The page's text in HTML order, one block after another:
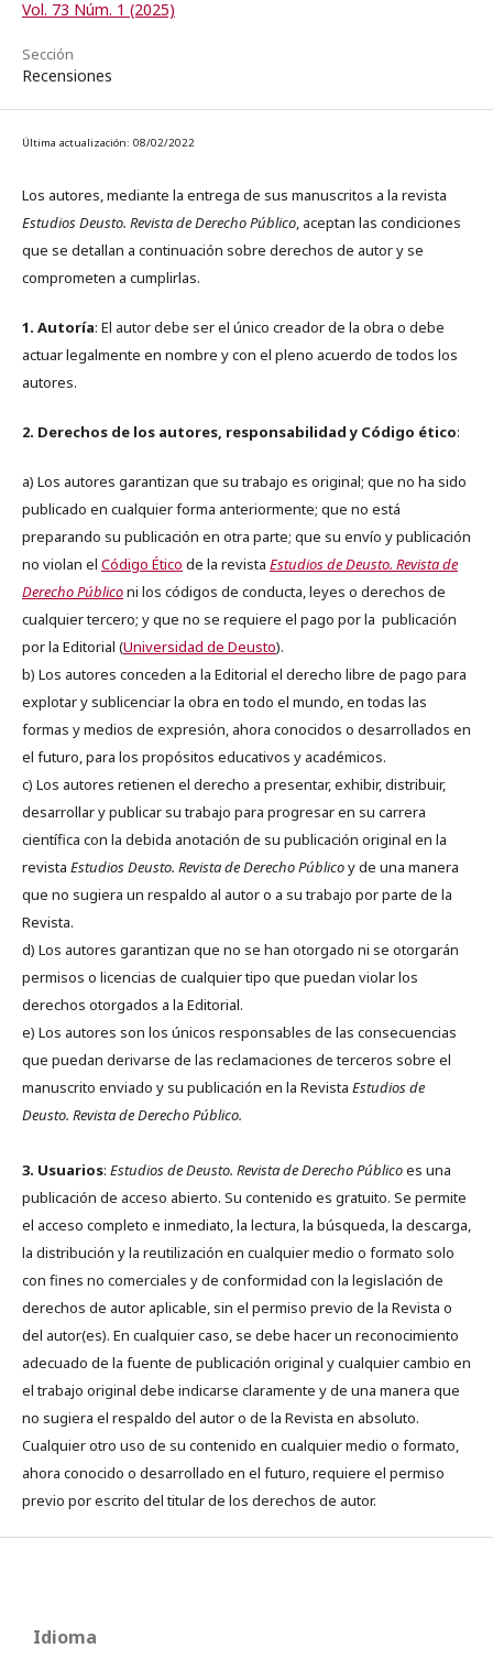
Vol. 73 Núm. 1 (2025)
Sección
Recensiones
Última actualización: 08/02/2022
Los autores, mediante la entrega de sus manuscritos a la revista
Estudios Deusto. Revista de Derecho Público, aceptan las condiciones
que se detallan a continuación sobre derechos de autor y se
comprometen a cumplirlas.
1. Autoría: El autor debe ser el único creador de la obra o debe
actuar legalmente en nombre y con el pleno acuerdo de todos los
autores.
2. Derechos de los autores, responsabilidad y Código ético:
a) Los autores garantizan que su trabajo es original; que no ha sido
publicado en cualquier forma anteriormente; que no está
preparando su publicación en otra parte; que su envío y publicación
no violan el Código Ético de la revista Estudios de Deusto. Revista de
Derecho Públiconi los códigos de conducta, leyes o derechos de
cualquier tercero; y que no se requiere el pago por la publicación
por la Editorial (Universidad de Deusto).
b) Los autores conceden a la Editorial el derecho libre de pago para
explotar y sublicenciar la obra en todo el mundo, en todas las
formas y medios de expresión, ahora conocidos o desarrollados en
el futuro, para los propósitos educativos y académicos.
c) Los autores retienen el derecho a presentar, exhibir, distribuir,
desarrollar y publicar su trabajo para progresar en su carrera
científica con la debida anotación de su publicación original en la
revista Estudios Deusto. Revista de Derecho Públicoy de una manera
que no sugiera un respaldo al autor o a su trabajo por parte de la
Revista.
d) Los autores garantizan que no se han otorgado ni se otorgarán
permisos o licencias de cualquier tipo que puedan violar los
derechos otorgados a la Editorial.
e) Los autores son los únicos responsables de las consecuencias
que puedan derivarse de las reclamaciones de terceros sobre el
manuscrito enviado y su publicación en la Revista Estudios de
Deusto. Revista de Derecho Público.
3. Usuarios: Estudios de Deusto. Revista de Derecho Públicoes una
publicación de acceso abierto. Su contenido es gratuito. Se permite
el acceso completo e inmediato, la lectura, la búsqueda, la descarga,
la distribución y la reutilización en cualquier medio o formato solo
con fines no comerciales y de conformidad con la legislación de
derechos de autor aplicable, sin el permiso previo de la Revista o
del autor(es). En cualquier caso, se debe hacer un reconocimiento
adecuado de la fuente de publicación original y cualquier cambio en
el trabajo original debe indicarse claramente y de una manera que
no sugiera el respaldo del autor o de la Revista en absoluto.
Cualquier otro uso de su contenido en cualquier medio o formato,
ahora conocido o desarrollado en el futuro, requiere el permiso
previo por escrito del titular de los derechos de autor.
Idioma